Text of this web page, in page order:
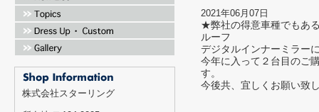
株式会社スターリング
2021年06月07日
★弊社の得意車種でもあ
ルーフ
デジタルインナーミラー
今年に入って２台目のご
す。
今後共、宜しくお願い致